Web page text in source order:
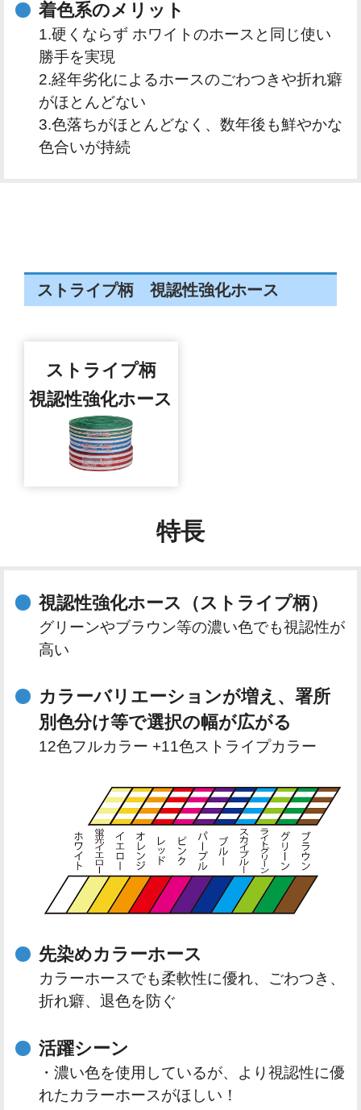
着色系のメリット
1.硬くならず ホワイトのホースと同じ使い
勝手を実現
2.経年劣化によるホースのごわつきや折れ癖
がほとんどない
3.色落ちがほとんどなく、数年後も鮮やかな
色合いが持続
ストライプ柄 視認性強化ホース
ストライプ柄
視認性強化ホース
特長
視認性強化ホース（ストライプ柄）
グリーンやブラウン等の濃い色でも視認性が
高い
カラーバリエーションが増え、署所
別色分け等で選択の幅が広がる
12色フルカラー +11色ストライプカラー
先染めカラーホース
カラーホースでも柔軟性に優れ、ごわつき、
折れ癖、退色を防ぐ
活躍シーン
・濃い色を使用しているが、より視認性に優
れたカラーホースがほしい！